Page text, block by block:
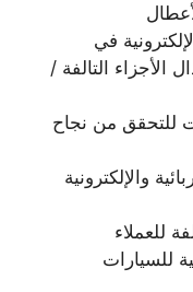
في
الأجزاء التالفة /
للتحقق من نجاح
والإلكترونية
للعملاء
للسيارات